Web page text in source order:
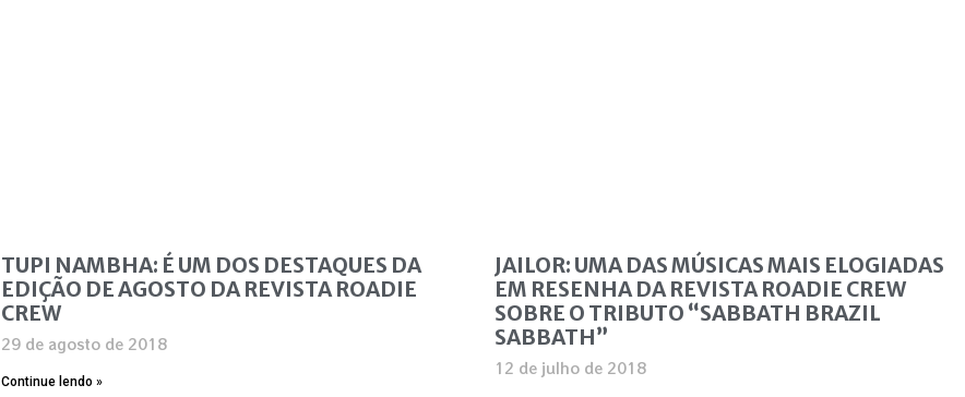
TUPI NAMBHA: É UM DOS DESTAQUES DA
EDIÇÃO DE AGOSTO DA REVISTA ROADIE
CREW
29 de agosto de 2018
Continue lendo »
JAILOR: UMA DAS MÚSICAS MAIS ELOGIADAS
EM RESENHA DA REVISTA ROADIE CREW
SOBRE O TRIBUTO “SABBATH BRAZIL
SABBATH”
12 de julho de 2018